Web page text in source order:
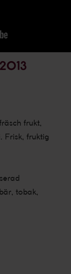
frukt,
Frisk, fruktig
tobak,